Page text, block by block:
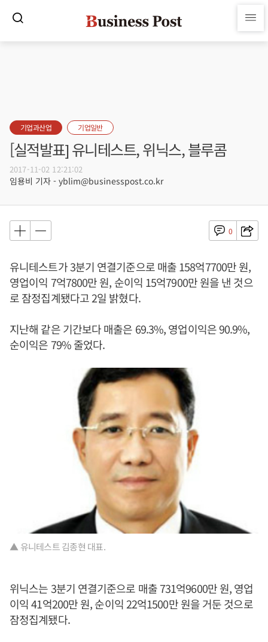
기업과산업 기업일반
[실적발표] 유니테스트, 위닉스, 블루콤
2017-11-02 12:21:02
임용비 기자 - yblim@businesspost.co.kr
0
유니테스트가 3분기 연결기준으로 매출 158억7700만 원,
영업이익 7억7800만 원, 순이익 15억7900만 원을 낸 것으
로 잠정집계됐다고 2일 밝혔다.
지난해 같은 기간보다 매출은 69.3%, 영업이익은 90.9%,
순이익은 79% 줄었다.
▲ 유니테스트 김종현 대표.
위닉스는 3분기 연결기준으로 매출 731억9600만 원, 영업
이익 41억200만 원, 순이익 22억1500만 원을 거둔 것으로
잠정집계됐다.